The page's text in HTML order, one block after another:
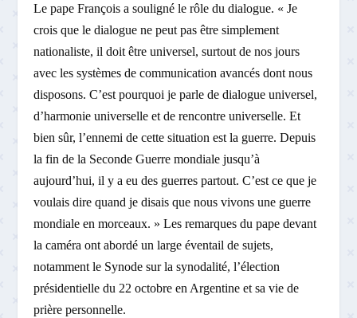
Le pape François a souligné le rôle du dialogue. « Je
crois que le dialogue ne peut pas être simplement
nationaliste, il doit être universel, surtout de nos jours
avec les systèmes de communication avancés dont nous
disposons. C’est pourquoi je parle de dialogue universel,
d’harmonie universelle et de rencontre universelle. Et
bien sûr, l’ennemi de cette situation est la guerre. Depuis
la fin de la Seconde Guerre mondiale jusqu’à
aujourd’hui, il y a eu des guerres partout. C’est ce que je
voulais dire quand je disais que nous vivons une guerre
mondiale en morceaux. » Les remarques du pape devant
la caméra ont abordé un large éventail de sujets,
notamment le Synode sur la synodalité, l’élection
présidentielle du 22 octobre en Argentine et sa vie de
prière personnelle.